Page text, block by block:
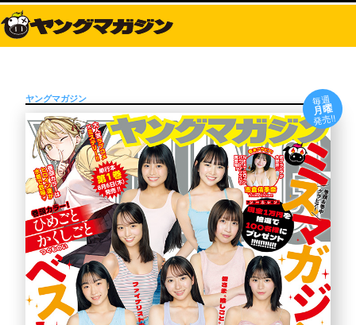
ヤングマガジン 毎週
月曜
発売!!